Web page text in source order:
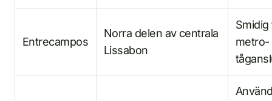
Entrecampos
Norra delen av centrala
Lissabon
metro-